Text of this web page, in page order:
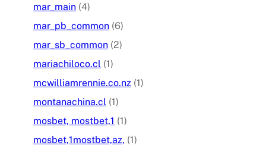
mar_main (4)
mar_pb_common (6)
mar_sb_common (2)
mariachiloco.cl (1)
mcwilliamrennie.co.nz (1)
montanachina.cl (1)
mosbet, mostbet,1 (1)
mosbet,1mostbet,az, (1)